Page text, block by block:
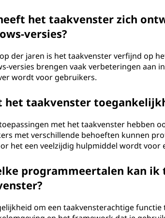
het taakvenster zich
versies?
der jaren is het taakvenster verfijnd op
versies brengen vaak verbeteringen aan
wordt voor gebruikers.
het taakvenster
toepassingen met het taakvenster hebben
met verschillende behoeften kunnen
het een veelzijdig hulpmiddel wordt voor
programmeertalen kan ik
om een taakvensterachtige